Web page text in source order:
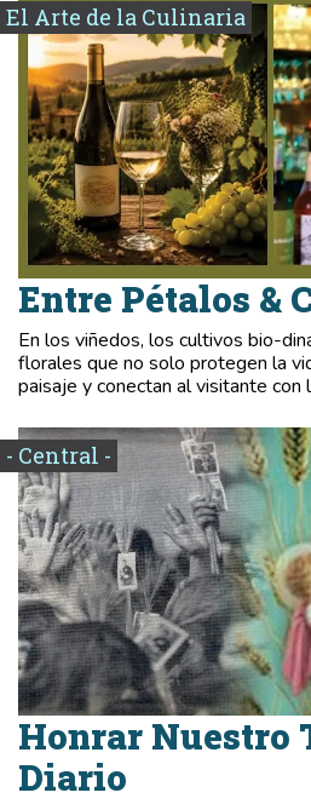
El Arte de la Culinaria
Entre Pétalos &
En los viñedos, los cultivos bio-
florales que no solo protegen la
paisaje y conectan al visitante con
- Central -
Honrar Nuestro
Diario